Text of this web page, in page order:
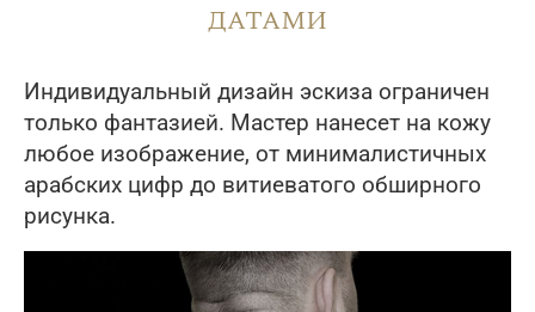
датами
Индивидуальный дизайн эскиза ограничен
только фантазией. Мастер нанесет на кожу
любое изображение, от минималистичных
арабских цифр до витиеватого обширного
рисунка.